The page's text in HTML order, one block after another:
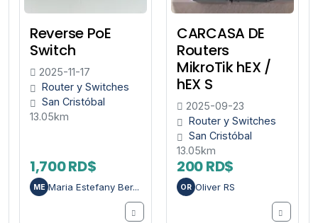
Reverse PoE
Switch
2025-11-17
Router y Switches
San Cristóbal
13.05km
1,700 RD$
ME Maria Estefany Ber...
CARCASA DE
Routers
MikroTik hEX /
hEX S
2025-09-23
Router y Switches
San Cristóbal
13.05km
200 RD$
OR Oliver RS